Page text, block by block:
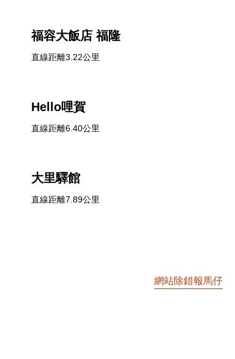
福容大飯店 福隆
直線距離3.22公里
Hello哩賀
直線距離6.40公里
大里驛館
直線距離7.89公里
網站除錯報馬仔